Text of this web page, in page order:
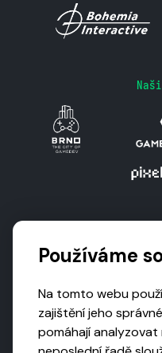
Používáme
Na tomto webu
zajištění jeho
pomáhají